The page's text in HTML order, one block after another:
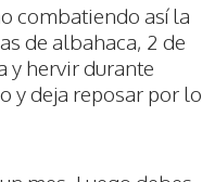
combatiendo así la
de albahaca, 2 de
y hervir durante
y deja reposar por lo